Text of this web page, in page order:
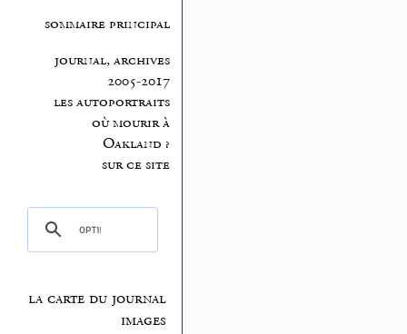
sommaire principal
journal, archives
2005-2017
les autoportraits
où mourir à
Oakland ?
sur ce site
la carte du journal
images